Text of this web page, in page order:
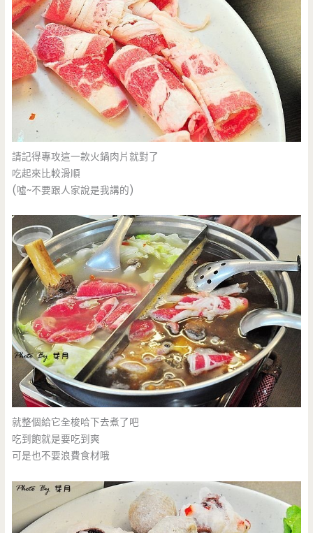
請記得專攻這一款火鍋肉片就對了
吃起來比較滑順
(噓~不要跟人家說是我講的)
就整個給它全梭哈下去煮了吧
吃到飽就是要吃到爽
可是也不要浪費食材哦